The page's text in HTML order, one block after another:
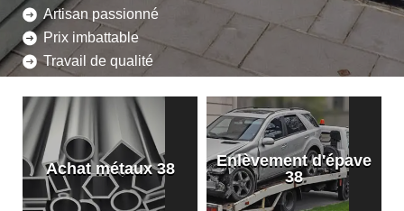
Artisan passionné
Prix imbattable
Travail de qualité
Achat métaux 38
Enlèvement d'épave
38